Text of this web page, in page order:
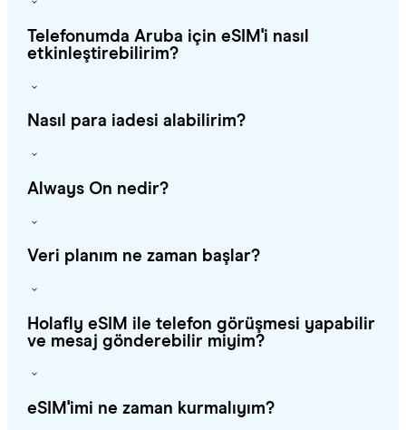
Telefonumda Aruba için eSIM'i nasıl
etkinleştirebilirim?
Nasıl para iadesi alabilirim?
Always On nedir?
Veri planım ne zaman başlar?
Holafly eSIM ile telefon görüşmesi yapabilir
ve mesaj gönderebilir miyim?
eSIM'imi ne zaman kurmalıyım?